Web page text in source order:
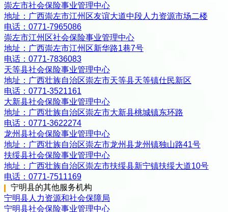
崇左市社会保险事业管理中心
地址： 广西崇左市江州区友谊大道中段人力资源市场二楼
电话： 0771-7965086
崇左市江州区社会保险事业管理中心
地址： 广西崇左市江州区新华路1巷7号
电话： 0771-7836083
天等县社会保险事业管理中心
地址： 广西壮族自治区崇左市天等县天等镇仕民新区
电话： 0771-3521161
大新县社会保险事业管理中心
地址： 广西壮族自治区崇左市大新县桃城镇东环路
电话： 0771-3622274
龙州县社会保险事业管理中心
地址： 广西壮族自治区崇左市龙州县龙州镇独山路41号
扶绥县社会保险事业管理中心
地址： 广西壮族自治区崇左市扶绥县新宁镇扶绥大道10号
电话： 0771-7511169
宁明县的其他服务机构
宁明县人力资源和社会保障局
宁明县社会保险事业管理中心